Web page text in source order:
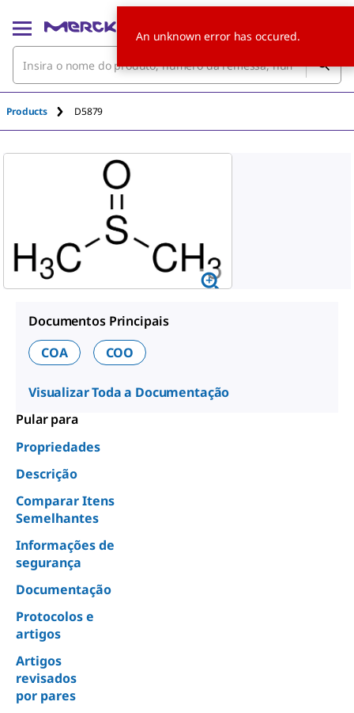
Products D5879
Documentos Principais
COA
COO
Visualizar Toda a Documentação
Pular para
Propriedades
Descrição
Comparar Itens
Semelhantes
Informações de
segurança
Documentação
Protocolos e
artigos
Artigos
revisados
por pares
An unknown error has occured.